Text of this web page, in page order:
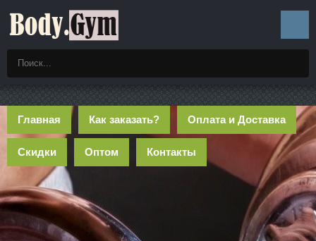
Главная Как заказать? Оплата и Доставка
Скидки Оптом Контакты